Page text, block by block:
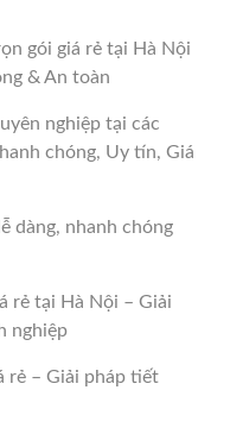
gói giá rẻ tại Hà Nội
& An toàn
nghiệp tại các
chóng, Uy tín, Giá
dàng, nhanh chóng
rẻ tại Hà Nội – Giải
nghiệp
rẻ – Giải pháp tiết